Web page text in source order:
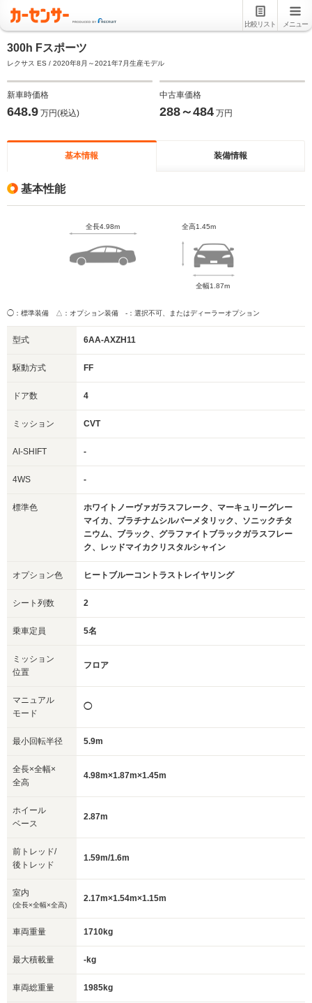
比較リスト メニュー
300h Fスポーツ
レクサス ES / 2020年8月～2021年7月生産モデル
新車時価格
648.9 万円(税込)
中古車価格
288～484 万円
基本情報 装備情報
基本性能
全長4.98m 全高1.45m
全幅1.87m
◯：標準装備 △：オプション装備 -：選択不可、またはディーラーオプション
型式 6AA-AXZH11
駆動方式 FF
ドア数 4
ミッション CVT
AI-SHIFT -
4WS -
標準色
ホワイトノーヴァガラスフレーク、マーキュリーグレー
マイカ、プラチナムシルバーメタリック、ソニックチタ
ニウム、ブラック、グラファイトブラックガラスフレー
ク、レッドマイカクリスタルシャイン
オプション色 ヒートブルーコントラストレイヤリング
シート列数 2
乗車定員 5名
ミッション
位置
フロア
マニュアル
モード
◯
最小回転半径 5.9m
全長×全幅×
全高
4.98m×1.87m×1.45m
ホイール
ベース
2.87m
前トレッド/
後トレッド
1.59m/1.6m
室内
(全長×全幅×全高)
2.17m×1.54m×1.15m
車両重量 1710kg
最大積載量 -kg
車両総重量 1985kg